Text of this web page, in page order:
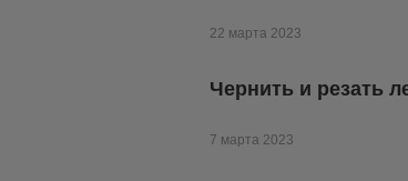
22 марта 2023
Чернить и резать
7 марта 2023